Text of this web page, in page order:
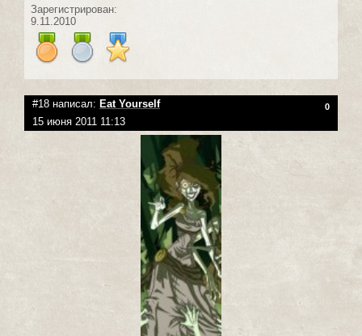
Зарегистрирован:
9.11.2010
#18 написал: Eat Yourself 0
15 июня 2011 11:13